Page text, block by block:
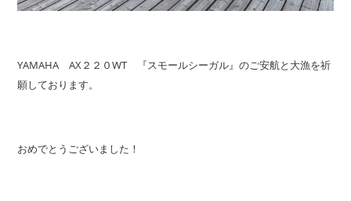
YAMAHA AX２２０WT 『スモールシーガル』のご安航と大漁を祈
願しております。
おめでとうございました！